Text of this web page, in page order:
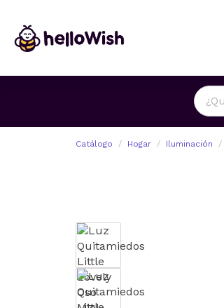
Catálogo Hogar Iluminación